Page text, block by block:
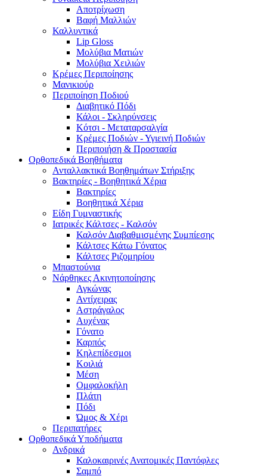
Αποτρίχωση
Βαφή Μαλλιών
Καλλυντικά
Lip Gloss
Μολύβια Ματιών
Μολύβια Χειλιών
Κρέμες Περιποίησης
Μανικιούρ
Περιποίηση Ποδιού
Διαβητικό Πόδι
Κάλοι - Σκληρύνσεις
Κότσι - Μεταταρσαλγία
Κρέμες Ποδιών - Υγιεινή Ποδιών
Περιποιήση & Προστασία
Ορθοπεδικά Βοηθήματα
Ανταλλακτικά Βοηθημάτων Στήριξης
Βακτηρίες - Βοηθητικά Χέρια
Βακτηρίες
Βοηθητικά Χέρια
Είδη Γυμναστικής
Ιατρικές Κάλτσες - Καλσόν
Καλσόν Διαβαθμισμένης Συμπίεσης
Κάλτσες Κάτω Γόνατος
Κάλτσες Ριζομηρίου
Μπαστούνια
Νάρθηκες Ακινητοποίησης
Αγκώνας
Αντίχειρας
Αστράγαλος
Αυχένας
Γόνατο
Καρπός
Κηλεπίδεσμοι
Κοιλιά
Μέση
Ομφαλοκήλη
Πλάτη
Πόδι
Ώμος & Χέρι
Περιπατήρες
Ορθοπεδικά Υποδήματα
Ανδρικά
Καλοκαιρινές Ανατομικές Παντόφλες
Σαμπό